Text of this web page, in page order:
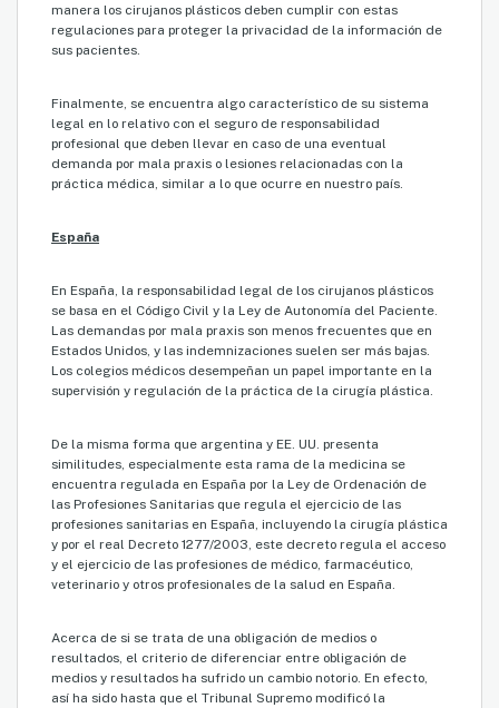
manera los cirujanos plásticos deben cumplir con estas
regulaciones para proteger la privacidad de la información de
sus pacientes.
Finalmente, se encuentra algo característico de su sistema
legal en lo relativo con el seguro de responsabilidad
profesional que deben llevar en caso de una eventual
demanda por mala praxis o lesiones relacionadas con la
práctica médica, similar a lo que ocurre en nuestro país.
España
En España, la responsabilidad legal de los cirujanos plásticos
se basa en el Código Civil y la Ley de Autonomía del Paciente.
Las demandas por mala praxis son menos frecuentes que en
Estados Unidos, y las indemnizaciones suelen ser más bajas.
Los colegios médicos desempeñan un papel importante en la
supervisión y regulación de la práctica de la cirugía plástica.
De la misma forma que argentina y EE. UU. presenta
similitudes, especialmente esta rama de la medicina se
encuentra regulada en España por la Ley de Ordenación de
las Profesiones Sanitarias que regula el ejercicio de las
profesiones sanitarias en España, incluyendo la cirugía plástica
y por el real Decreto 1277/2003, este decreto regula el acceso
y el ejercicio de las profesiones de médico, farmacéutico,
veterinario y otros profesionales de la salud en España.
Acerca de si se trata de una obligación de medios o
resultados, el criterio de diferenciar entre obligación de
medios y resultados ha sufrido un cambio notorio. En efecto,
así ha sido hasta que el Tribunal Supremo modificó la